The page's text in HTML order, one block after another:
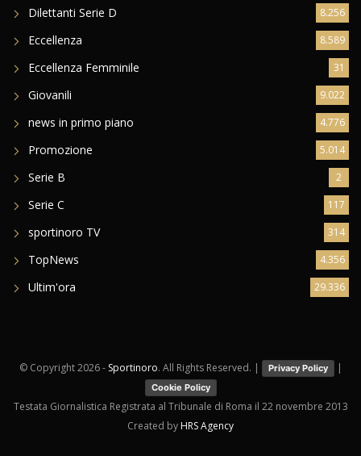
Dilettanti Serie D 8.256
Eccellenza 8.589
Eccellenza Femminile 31
Giovanili 9.022
news in primo piano 4.776
Promozione 5.014
Serie B 2
Serie C 117
sportinoro TV 314
TopNews 4.356
Ultim'ora 29.336
© Copyright2026 - Sportinoro. All Rights Reserved. | Privacy Policy |
Cookie Policy
Testata Giornalistica Registrata al Tribunale di Roma il 22 novembre 2013
Created by HRS Agency